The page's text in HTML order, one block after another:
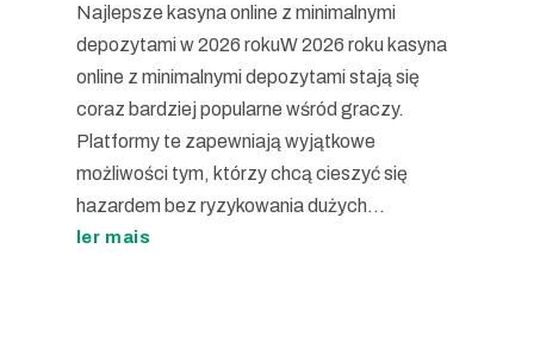
Najlepsze kasyna online z minimalnymi
depozytami w 2026 rokuW 2026 roku kasyna
online z minimalnymi depozytami stają się
coraz bardziej popularne wśród graczy.
Platformy te zapewniają wyjątkowe
możliwości tym, którzy chcą cieszyć się
hazardem bez ryzykowania dużych...
ler mais